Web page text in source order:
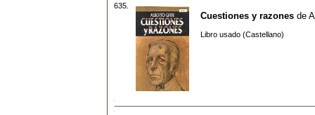
635.
Cuestiones y razones de
Libro usado (Castellano)